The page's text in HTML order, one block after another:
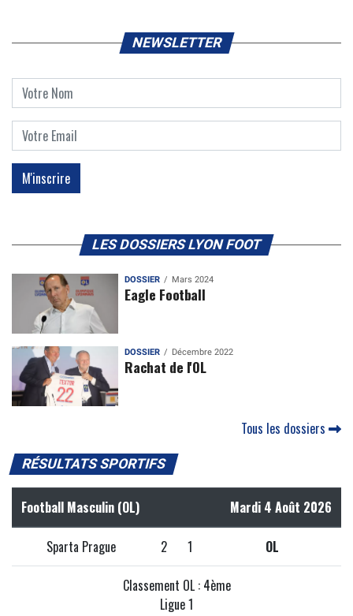
NEWSLETTER
LES DOSSIERS LYON FOOT
DOSSIER Mars 2024
Eagle Football
DOSSIER Décembre 2022
Rachat de l'OL
Tous les dossiers
RÉSULTATS SPORTIFS
Football Masculin (OL) Mardi 4 Août 2026
Sparta Prague 2 1 OL
Classement OL : 4ème
Ligue 1